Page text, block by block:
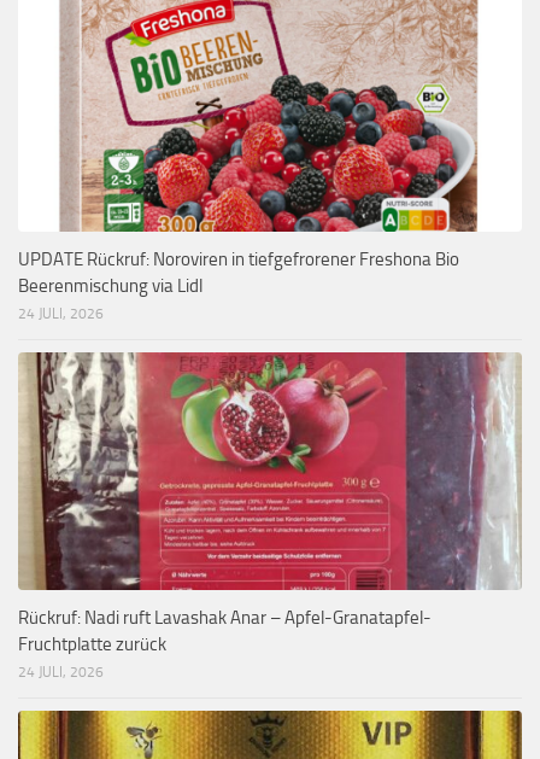
UPDATE Rückruf: Noroviren in tiefgefrorener Freshona Bio
Beerenmischung via Lidl
24 JULI, 2026
Rückruf: Nadi ruft Lavashak Anar – Apfel-Granatapfel-
Fruchtplatte zurück
24 JULI, 2026